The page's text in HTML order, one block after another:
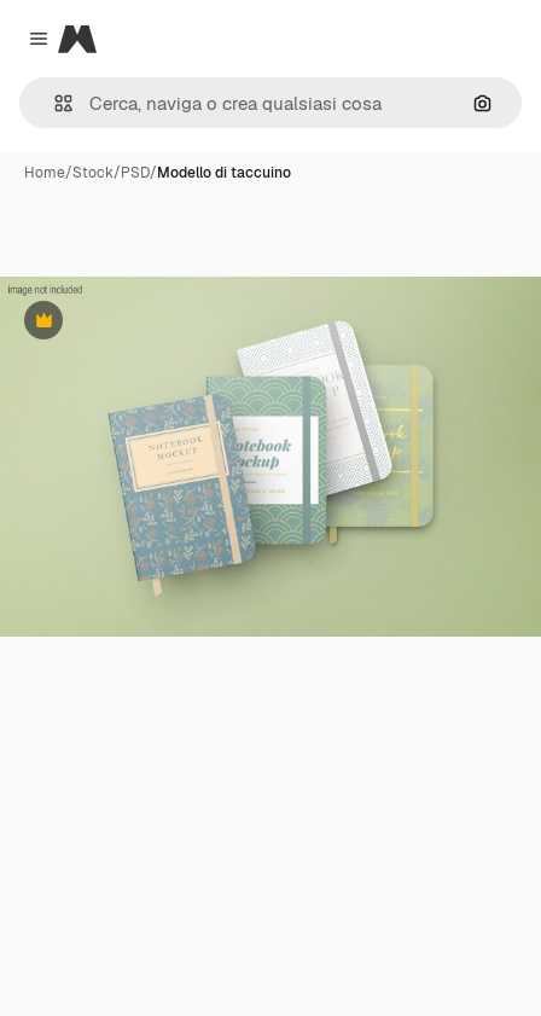
Close menu
Magnific
Cerca
Home/Stock/PSD/Modello di taccuino
Premium